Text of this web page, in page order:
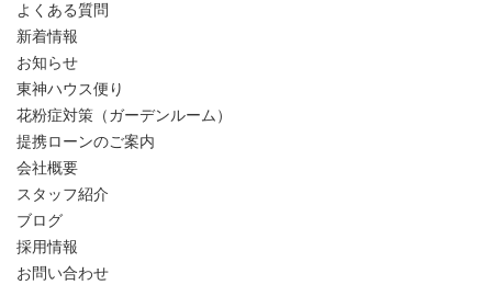
よくある質問
新着情報
お知らせ
東神ハウス便り
花粉症対策（ガーデンルーム）
提携ローンのご案内
会社概要
スタッフ紹介
ブログ
採用情報
お問い合わせ